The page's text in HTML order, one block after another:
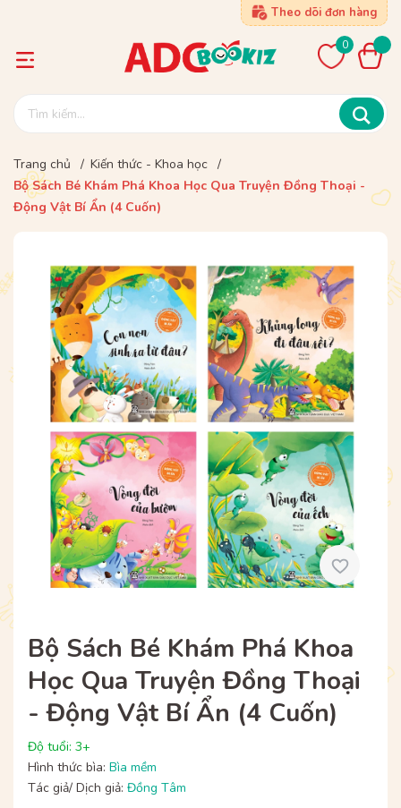
Theo dõi đơn hàng
0
Trang chủ / Kiến thức - Khoa học /
Bộ Sách Bé Khám Phá Khoa Học Qua Truyện Đồng Thoại -
Động Vật Bí Ẩn (4 Cuốn)
Bộ Sách Bé Khám Phá Khoa
Học Qua Truyện Đồng Thoại
- Động Vật Bí Ẩn (4 Cuốn)
Độ tuổi: 3+
Hình thức bìa: Bìa mềm
Tác giả/ Dịch giả: Đồng Tâm